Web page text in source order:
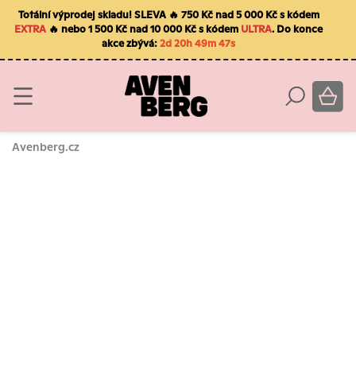
Totální výprodej skladu! SLEVA 🔥 750 Kč nad 5 000 Kč s kódem
EXTRA 🔥 nebo 1 500 Kč nad 10 000 Kč s kódem ULTRA. Do konce
akce zbývá:2d 20h 49m 46s
Avenberg.cz